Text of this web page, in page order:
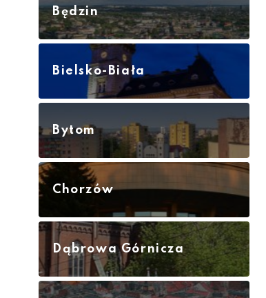
Będzin
Bielsko-Biała
Bytom
Chorzów
Dąbrowa Górnicza